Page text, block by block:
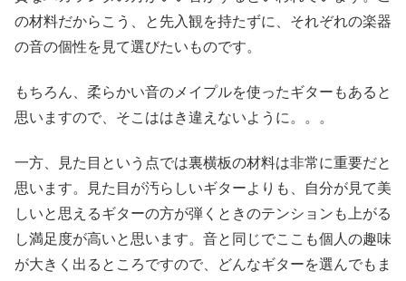
の材料だからこう、と先入観を持たずに、それぞれの楽器
の音の個性を見て選びたいものです。
もちろん、柔らかい音のメイプルを使ったギターもあると
思いますので、そこははき違えないように。。。
一方、見た目という点では裏横板の材料は非常に重要だと
思います。見た目が汚らしいギターよりも、自分が見て美
しいと思えるギターの方が弾くときのテンションも上がる
し満足度が高いと思います。音と同じでここも個人の趣味
が大きく出るところですので、どんなギターを選んでもま